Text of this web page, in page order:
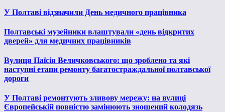
У Полтаві відзначили День медичного працівника
Полтавські музейники влаштували «день відкритих
дверей» для медичних працівників
Вулиця Паїсія Величковського: що зроблено та які
наступні етапи ремонту багатостраждальної полтавської
дороги
У Полтаві ремонтують зливову мережу: на вулиці
Європейській повністю замінюють зношений колодязь